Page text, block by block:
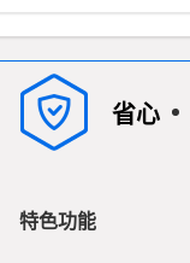
工程造价咨询。
省心
特色功能